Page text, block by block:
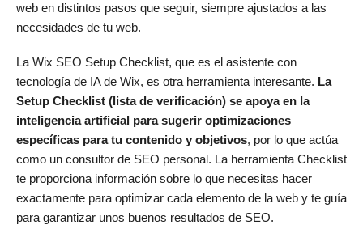
web en distintos pasos que seguir, siempre ajustados a las
necesidades de tu web.
La Wix SEO Setup Checklist, que es el asistente con
tecnología de IA de Wix, es otra herramienta interesante. La
Setup Checklist (lista de verificación) se apoya en la
inteligencia artificial para sugerir optimizaciones
específicas para tu contenido y objetivos, por lo que actúa
como un consultor de SEO personal. La herramienta Checklist
te proporciona información sobre lo que necesitas hacer
exactamente para optimizar cada elemento de la web y te guía
para garantizar unos buenos resultados de SEO.